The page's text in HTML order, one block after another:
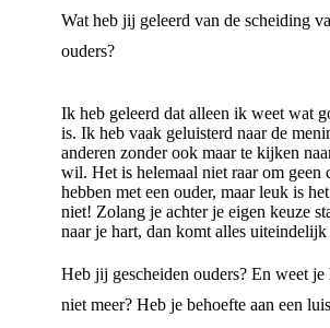
Wat heb jij geleerd van de scheiding
ouders?
Ik heb geleerd dat alleen ik weet wat
is. Ik heb vaak geluisterd naar de
anderen zonder ook maar te kijken
wil. Het is helemaal niet raar om geen
hebben met een ouder, maar leuk is
niet! Zolang je achter je eigen keuze
naar je hart, dan komt alles uiteindelijk
Heb jij gescheiden ouders? En weet je
niet meer? Heb je behoefte aan een